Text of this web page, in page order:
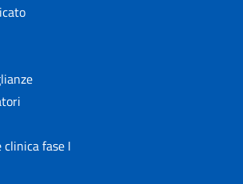
fase I